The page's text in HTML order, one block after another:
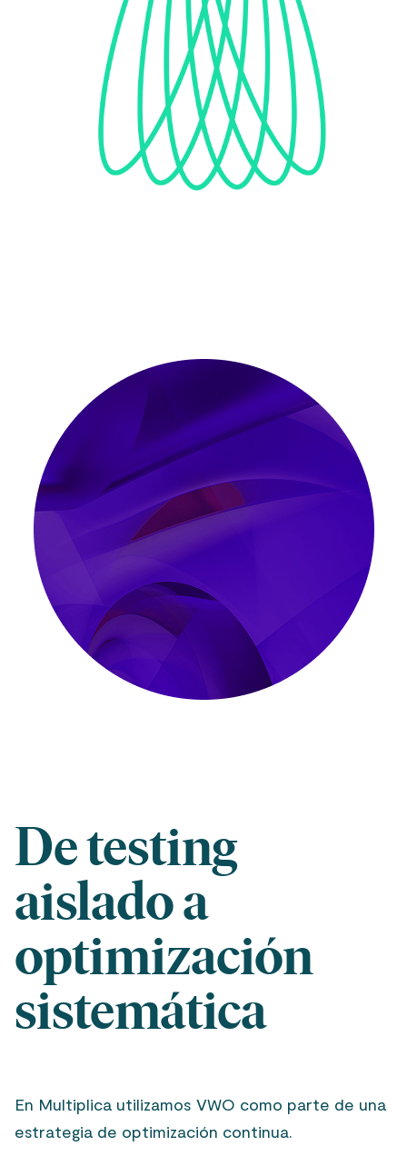
De testing
aislado a
optimización
sistemática
En Multiplica utilizamos VWO como parte de una
estrategia de optimización continua.